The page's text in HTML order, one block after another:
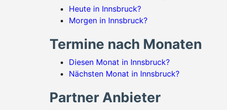
Heute in Innsbruck?
Morgen in Innsbruck?
Termine nach Monaten
Diesen Monat in Innsbruck?
Nächsten Monat in Innsbruck?
Partner Anbieter